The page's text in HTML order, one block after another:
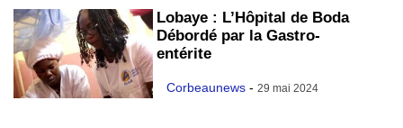
Lobaye : L’Hôpital de Boda
Débordé par la Gastro-
entérite
Corbeaunews - 29 mai 2024